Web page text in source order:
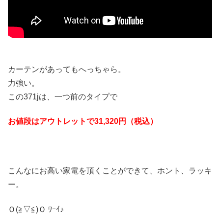
カーテンがあってもへっちゃら。
力強い。
この371jは、一つ前のタイプで
お値段はアウトレットで31,320円（税込）
こんなにお高い家電を頂くことができて、ホント、ラッキ
ー。
Ｏ(≧▽≦)Ｏ ﾜｰｲ♪